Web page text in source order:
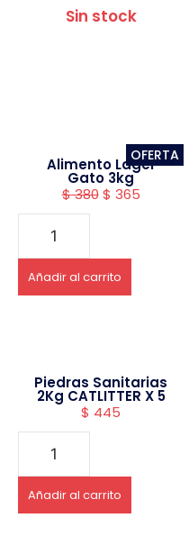
Sin stock
OFERTA
Alimento Lager
Gato 3kg
$380 $ 365
Añadir al carrito
Piedras Sanitarias
2Kg CATLITTER X 5
$ 445
Añadir al carrito